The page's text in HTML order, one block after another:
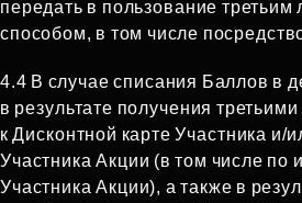
передать в пользование
способом, в том числе
4.4 В случае списания Баллов в
в результате получения
к Дисконтной карте Участника и/
Участника Акции (в том числе по
Участника Акции), а также в